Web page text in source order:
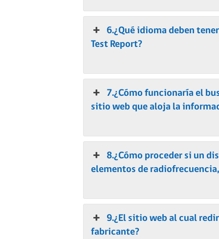
6.¿Qué idioma deben
Test Report?
7.¿Cómo funcionaría el
sitio web que aloja la
8.¿Cómo proceder si un
elementos de
9.¿El sitio web al cual
fabricante?